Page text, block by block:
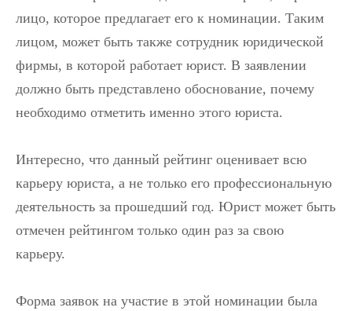
лицо, которое предлагает его к номинации. Таким
лицом, может быть также сотрудник юридической
фирмы, в которой работает юрист. В заявлении
должно быть представлено обоснование, почему
необходимо отметить именно этого юриста.
Интересно, что данный рейтинг оценивает всю
карьеру юриста, а не только его профессиональную
деятельность за прошедший год. Юрист может быть
отмечен рейтингом только один раз за свою
карьеру.
Форма заявок на участие в этой номинации была